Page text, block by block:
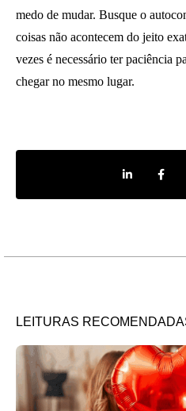
medo de mudar. Busque o
coisas não acontecem do jeito
vezes é necessário ter paciência
chegar no mesmo lugar.
Share onShare
LEITURAS